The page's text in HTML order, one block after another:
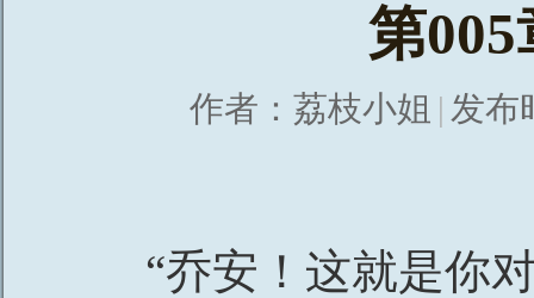
第
作者： 荔枝小姐 | 发布
“乔安！这就是你